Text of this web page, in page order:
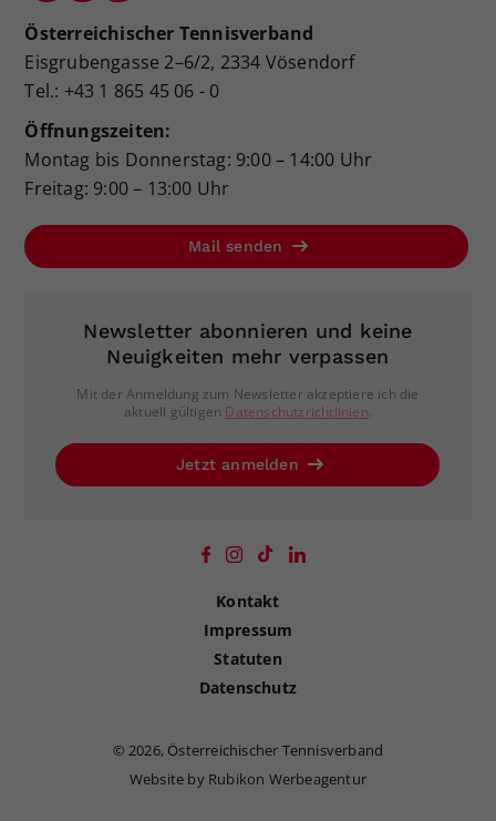
Österreichischer Tennisverband
Eisgrubengasse 2–6/2, 2334 Vösendorf
Tel.: +43 1 865 45 06 - 0
Öffnungszeiten:
Montag bis Donnerstag: 9:00 – 14:00 Uhr
Freitag: 9:00 – 13:00 Uhr
Mail senden
Newsletter abonnieren und keine
Neuigkeiten mehr verpassen
Mit der Anmeldung zum Newsletter akzeptiere ich die
aktuell gültigen Datenschutzrichtlinien.
Jetzt anmelden
Kontakt
Impressum
Statuten
Datenschutz
©2026, Österreichischer Tennisverband
Website by Rubikon Werbeagentur